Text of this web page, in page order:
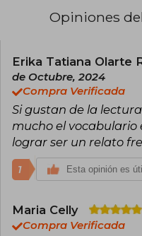
También en
servicios
D.C. y tienen
Opiniones
Erika Tatiana Olarte
de Octubre, 2024
Compra Verificada
Si gustan de la
mucho el vocabulario
lograr ser un relato
1 Esta opinión es útil
Maria Celly
Compra Verificada